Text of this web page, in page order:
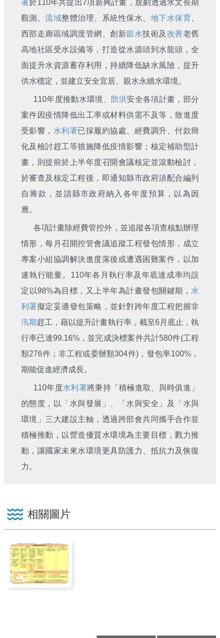
署於110年共提出7項新興計畫，規劃透過水文長期
觀測、流域整體治理、系統性保水、 地下水保育
西部走廊區域調度管網、創新節水技術及 改善老舊
高地社區受水設備等，打造從水源頭到水龍頭，全
面提升水資源蓄存利用，持續降低缺水風險，提升
供水穩定，並建立安全宜居、親水永續水環境。
110年度推動水環境、 防洪安全各項計畫，部分
案件因疫情降低出工率或材料供需不及等，致進度
受影響， 水利署已採履約協處、經費調升、付款簡
化及檢討趕工等措施降低疫情影響；核定補助型計
畫，則提前於上半年度召開會議核定並滾動檢討，
於審查及核定工程後，即通知縣市政府須配合編列
自籌款，並請縣市政府納入各年度預算，以為因
應。
各項計畫除經費管控外，並追蹤各項查核點辦理
情形，每月召開控管會議追蹤工程發包情形，成立
專案小組協調解決進度落後或遭遇困難案件，以加
速執行能量。110年各月執行率及年底達成率均設
定以98%為目標，又上半年為計畫發包關鍵期， 水
利署擬定妥適發包策略，並針對跨年度工程把握非
汛期趕工，藉以提升計畫執行率，截至6月底止，執
行率已達99.16%，並完成決標案件共計580件(工程
類276件；非工程或委辦類304件)，發包率100%，
期能促進經濟成長。
110年度水利署將秉持「積極進取、與時俱進」
的態度，以「水與發展」、「水與安全」及「水與
環境」三大建設主軸，透過跨部會共同攜手合作並
積極推動，以營造優質水環境為主要目標，戮力推
動，讓國家未來水環境更具防護力、抵抗力及恢復
力。
相關圖片